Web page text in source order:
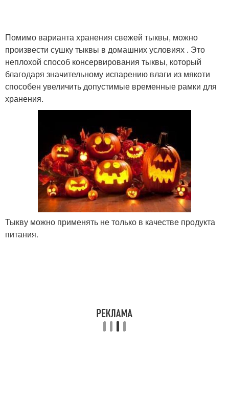
Помимо варианта хранения свежей тыквы, можно
произвести сушку тыквы в домашних условиях . Это
неплохой способ консервирования тыквы, который
благодаря значительному испарению влаги из мякоти
способен увеличить допустимые временные рамки для
хранения.
Тыкву можно применять не только в качестве продукта
питания.